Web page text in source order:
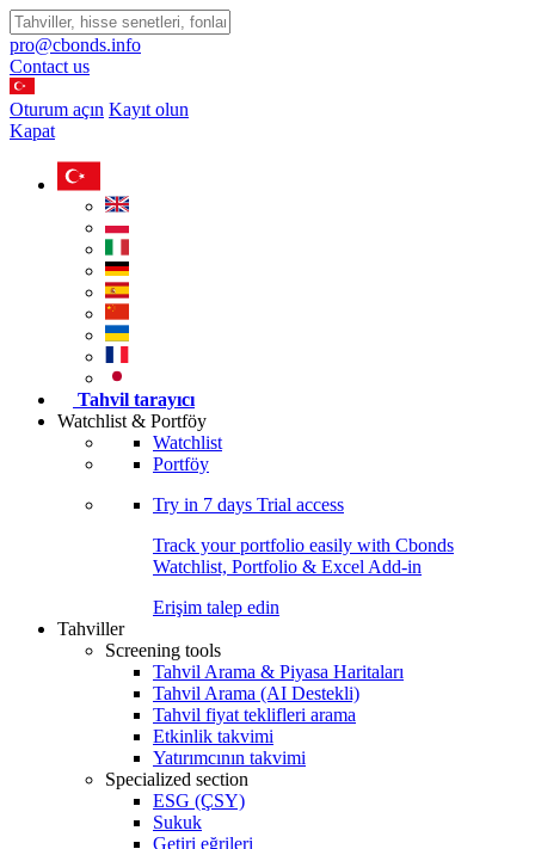
pro@cbonds.info
Contact us
Oturum açın Kayıt olun
Kapat
Tahvil tarayıcı
Watchlist & Portföy
Watchlist
Portföy
Try in 7 days Trial access
Track your portfolio easily with Cbonds
Watchlist, Portfolio & Excel Add-in
Erişim talep edin
Tahviller
Screening tools
Tahvil Arama & Piyasa Haritaları
Tahvil Arama (AI Destekli)
Tahvil fiyat teklifleri arama
Etkinlik takvimi
Yatırımcının takvimi
Specialized section
ESG (ÇSY)
Sukuk
Getiri eğrileri